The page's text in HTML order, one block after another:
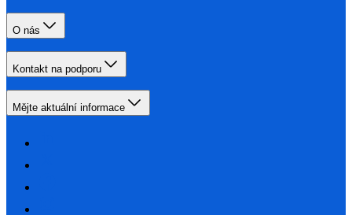
O nás
Kontakt na podporu
Mějte aktuální informace